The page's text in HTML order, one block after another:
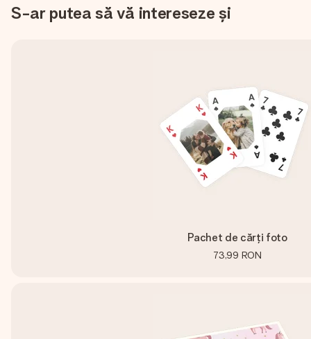
S-ar putea să vă intereseze și
Pachet de cărți foto
73,99 RON